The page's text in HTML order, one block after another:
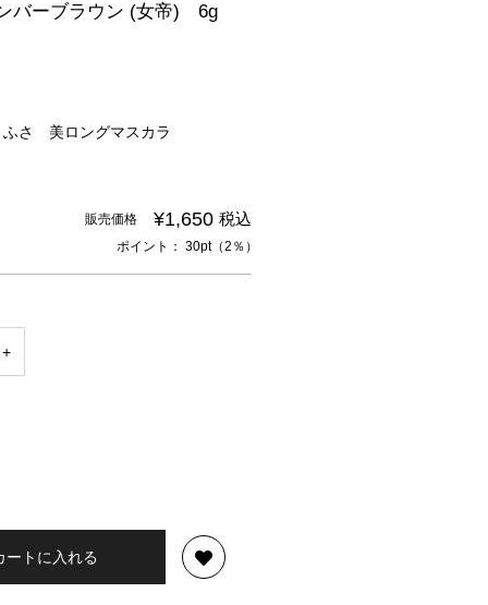
バーブラウン (女帝) 6g
ふさ 美ロングマスカラ
販売価格 ¥1,650 税込
ポイント： 30pt（2％）
ートに入れる